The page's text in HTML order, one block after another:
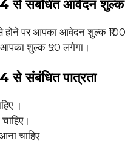
से संबंधित आवेदन शुल्क
होने पर आपका आवेदन शुल्क
आपका शुल्क ₹50 लगेगा।
संबंधित पात्रता
।
चाहिए